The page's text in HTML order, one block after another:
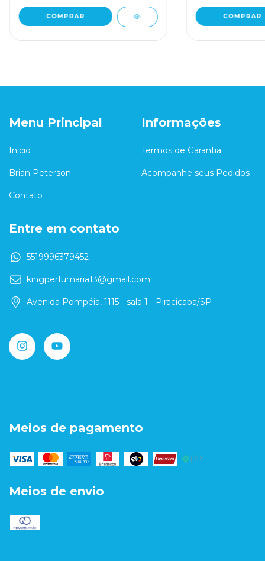
COMPRAR COMPRAR
Menu Principal
Início
Brian Peterson
Contato
Informações
Termos de Garantia
Acompanhe seus Pedidos
Entre em contato
5519996379452
kingperfumaria13@gmail.com
Avenida Pompéia, 1115 - sala 1 - Piracicaba/SP
Meios de pagamento
Meios de envio